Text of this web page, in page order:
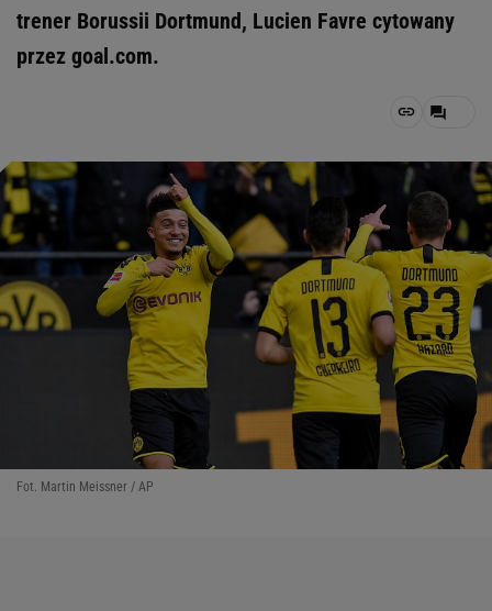
trener Borussii Dortmund, Lucien Favre cytowany
przez goal.com.
Fot. Martin Meissner / AP